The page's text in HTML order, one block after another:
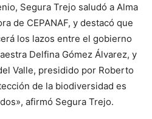
Segura Trejo saludó a Alma
de CEPANAF, y destacó que
los lazos entre el gobierno
Delfina Gómez Álvarez, y
Valle, presidido por Roberto
de la biodiversidad es
afirmó Segura Trejo.